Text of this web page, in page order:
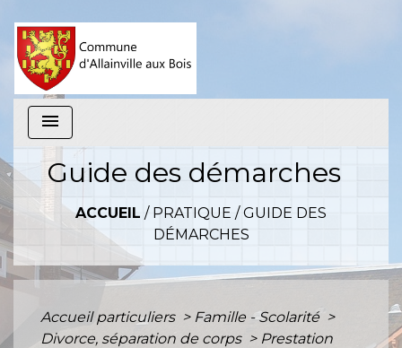
menu
Guide des démarches
ACCUEIL / PRATIQUE /GUIDE DES
DÉMARCHES
Accueil particuliers > Famille - Scolarité >
Divorce, séparation de corps > Prestation